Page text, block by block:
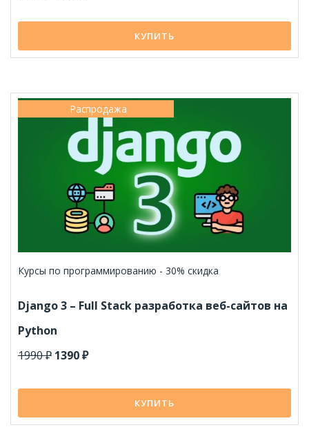
КУПИТЬ
Распродажа
Курсы по программированию - 30% скидка
Django 3 – Full Stack разработка веб-сайтов на
Python
1990 ₽ 1390 ₽
КУПИТЬ